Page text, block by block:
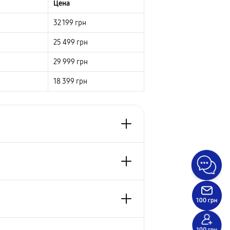
Цена
32 199 грн
25 499 грн
29 999 грн
18 399 грн